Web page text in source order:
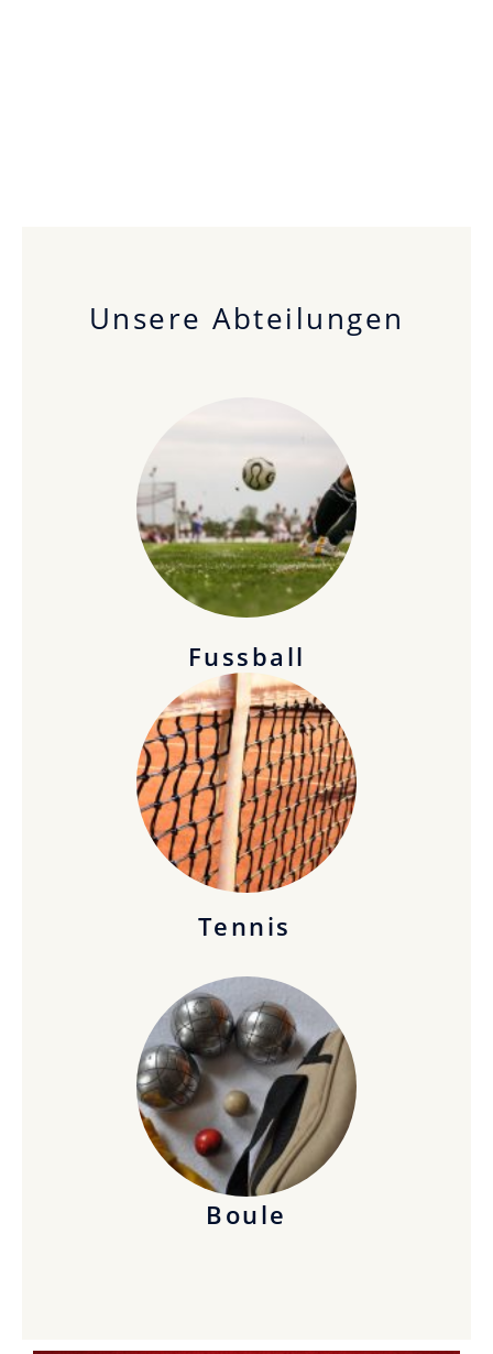
Unsere Abteilungen
Fussball
Tennis
Boule